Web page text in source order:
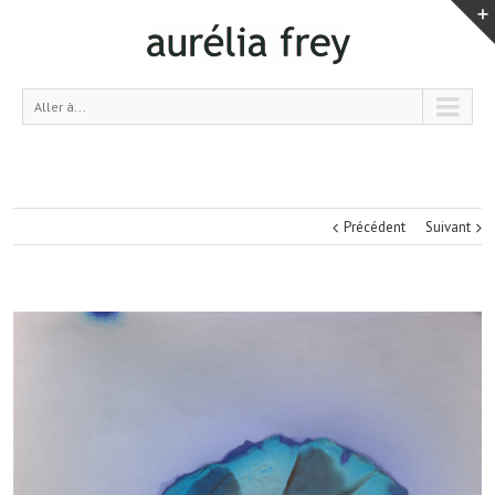
Aller à...
Précédent Suivant